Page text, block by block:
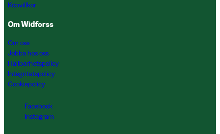
Köpvillkor
Om Widforss
Om oss
Jobba hos oss
Hållbarhetspolicy
Integritetspolicy
Cookiepolicy
Facebook
Instagram